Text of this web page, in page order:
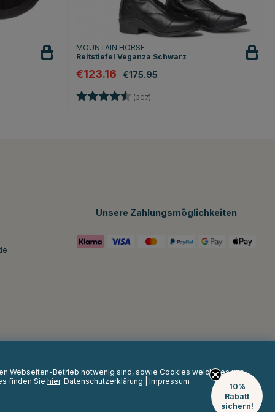
MOUNTAIN HORSE
Reitstiefel Veganza Schwarz
€123.16 €175.95
Bewertung: (307)
Unsere Zahlungsmöglichkeiten
Webseiten-Betrieb notwenig sind, sowie Cookies welche es uns
finden Sie hier. Datenschutzerklärung Impressum
10%
Rabatt
sichern!